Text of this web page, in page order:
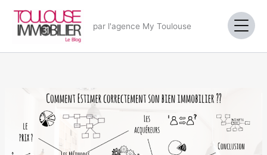
contenu
par l'agence My Toulouse